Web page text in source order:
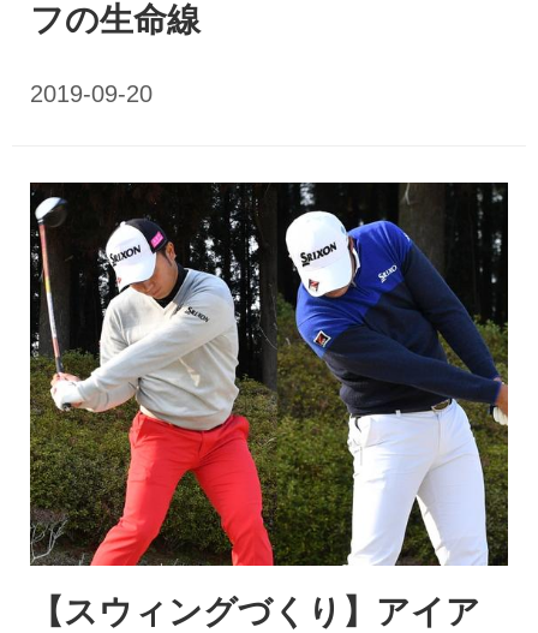
フの生命線
【スウィングづくり】アイア